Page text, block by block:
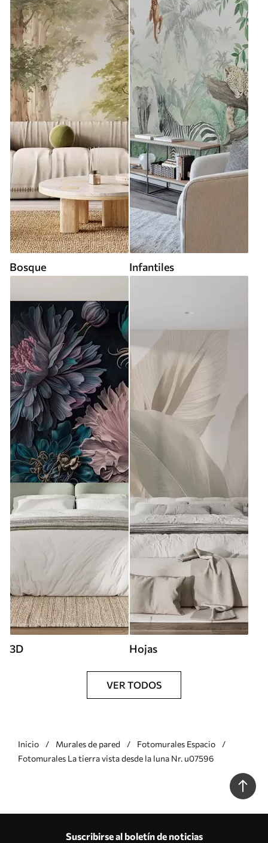
Bosque Infantiles
3D Hojas
VER TODOS
Inicio Murales de pared
Fotomurales Espacio
Fotomurales La tierra vista desde la luna Nr. u07596
Suscribirse al boletín de noticias